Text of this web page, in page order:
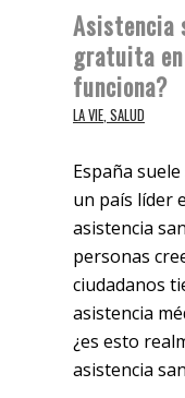
Asistencia
gratuita en
funciona?
LA VIE, SALUD
España
un país líder
asistencia
personas
ciudadanos
asistencia
¿es esto
asistencia